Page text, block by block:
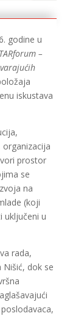
godine u
–
iskustava
prostor
se
na
(koji
uključeni u
rada,
dok se